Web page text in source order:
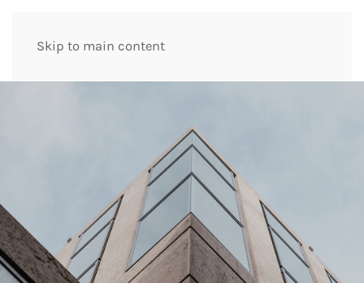
Skip to main content